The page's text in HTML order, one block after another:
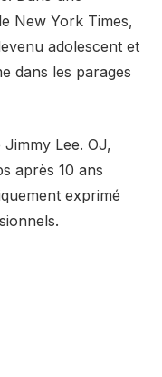
New York Times,
adolescent et
dans les parages
Lee. OJ,
après 10 ans
exprimé